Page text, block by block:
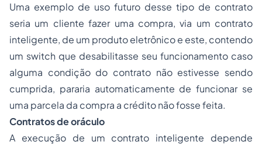
Uma exemplo de uso futuro desse tipo de contrato
seria um cliente fazer uma compra, via um contrato
inteligente, de um produto eletrônico e este, contendo
um switch que desabilitasse seu funcionamento caso
alguma condição do contrato não estivesse sendo
cumprida, pararia automaticamente de funcionar se
uma parcela da compra a crédito não fosse feita.
Contratos de oráculo
A execução de um contrato inteligente depende